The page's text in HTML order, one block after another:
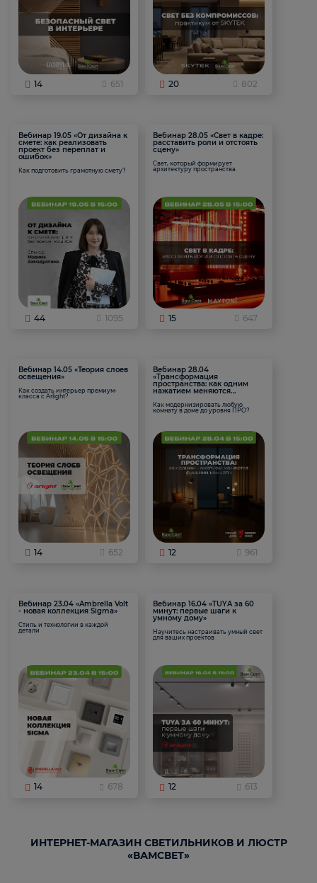
14 651 20 802
Вебинар 19.05 «От дизайна к
смете: как реализовать
проект без переплат и
ошибок»
Как подготовить грамотную смету?
44 1095
Вебинар 28.05 «Свет в кадре:
расставить роли и отстоять
сцену»
Свет, который формирует
архитектуру пространства.
15 647
Вебинар 14.05 «Теория слоев
освещения»
Как создать интерьер премиум-
класса с Arlight?
14 652
Вебинар 28.04
«Трансформация
пространства: как одним
нажатием меняются
Как модернизировать любую
комнату в доме до уровня ПРО?
12 961
Вебинар 23.04 «Ambrella Volt
- новая коллекция Sigma»
Стиль и технологии в каждой
детали
14 678
Вебинар 16.04 «TUYA за 60
минут: первые шаги к
умному дому»
Научитесь настраивать умный свет
для ваших проектов
12 613
ИНТЕРНЕТ-МАГАЗИН СВЕТИЛЬНИКОВ И ЛЮСТР
«ВАМСВЕТ»